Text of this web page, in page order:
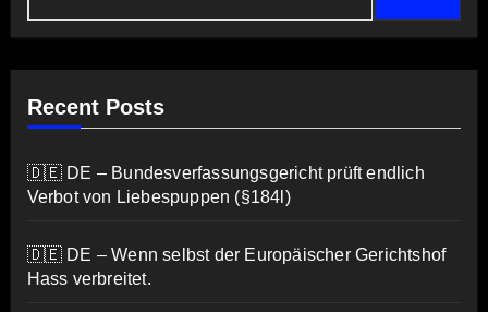
Recent Posts
🇩🇪 DE – Bundesverfassungsgericht prüft endlich
Verbot von Liebespuppen (§184l)
🇩🇪 DE – Wenn selbst der Europäischer Gerichtshof
Hass verbreitet.